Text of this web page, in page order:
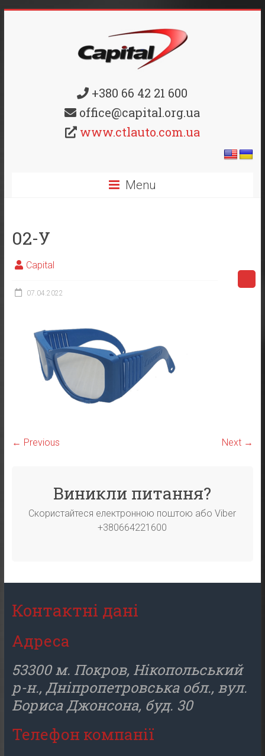
+380 66 42 21 600
office@capital.org.ua
www.ctlauto.com.ua
Menu
02-У
Capital
07.04.2022
← Previous Next →
Виникли питання?
Скористайтеся електронною поштою або Viber
+380664221600
Контактні дані
Адреса
53300 м. Покров, Нікопольський
р-н., Дніпропетровська обл., вул.
Бориса Джонсона, буд. 30
Телефон компанії